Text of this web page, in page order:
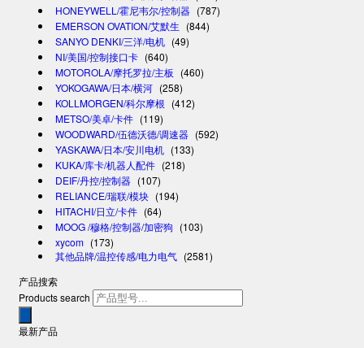
HONEYWELL/霍尼韦尔/控制器 (787)
EMERSON OVATION/艾默生 (844)
SANYO DENKI/三洋/电机 (49)
NI/美国/控制接口卡 (640)
MOTOROLA/摩托罗拉/主板 (460)
YOKOGAWA/日本/横河 (258)
KOLLMORGEN/科尔摩根 (412)
METSO/美卓/卡件 (119)
WOODWARD/伍德沃德/调速器 (592)
YASKAWA/日本/安川电机 (133)
KUKA/库卡/机器人配件 (218)
DEIF/丹控/控制器 (107)
RELIANCE/瑞联/模块 (194)
HITACHI/日立/卡件 (64)
MOOG /穆格/控制器/加密狗 (103)
xycom (173)
其他品牌/温控传感/电力电气 (2581)
产品搜索
Products search
最新产品